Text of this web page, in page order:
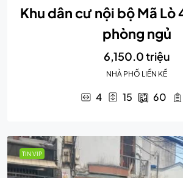
Khu dân cư nội bộ Mã Lò
phòng ngủ
6,150.0 triệu
NHÀ PHỐ LIỀN KỀ
4 15 60
TIN VIP